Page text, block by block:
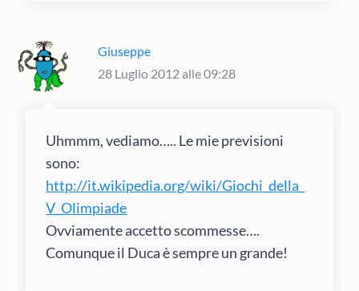
Giuseppe
28 Luglio 2012 alle 09:28
Uhmmm, vediamo….. Le mie previsioni
sono:
http://it.wikipedia.org/wiki/Giochi_della_
V_Olimpiade
Ovviamente accetto scommesse….
Comunque il Duca è sempre un grande!